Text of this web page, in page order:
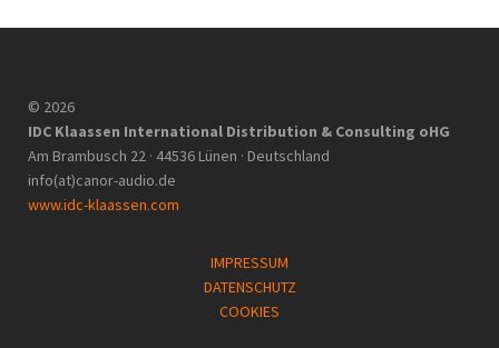
© 2026
IDC Klaassen International Distribution & Consulting oHG
Am Brambusch 22 · 44536 Lünen · Deutschland
info(at)canor-audio.de
www.idc-klaassen.com
IMPRESSUM
DATENSCHUTZ
COOKIES